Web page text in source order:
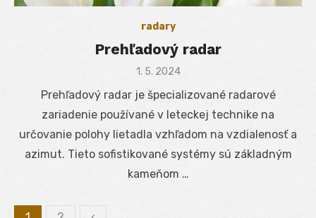
radary
Prehľadový radar
Posted
1. 5. 2024
Prehľadový radar je špecializované radarové
zariadenie používané v leteckej technike na
určovanie polohy lietadla vzhľadom na vzdialenosť a
azimut. Tieto sofistikované systémy sú základným
kameňom …